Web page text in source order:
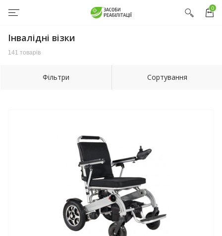
0
Інвалідні візки
141 товарів
Фільтри Сортування